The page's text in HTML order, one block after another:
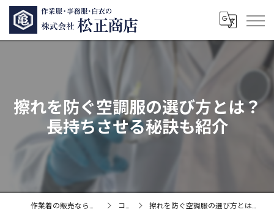
擦れを防ぐ空調服の選び方とは？
長持ちさせる秘訣も紹介
コラム 擦れを防ぐ空調服の選び方とは？長持ちさせる秘訣も紹介